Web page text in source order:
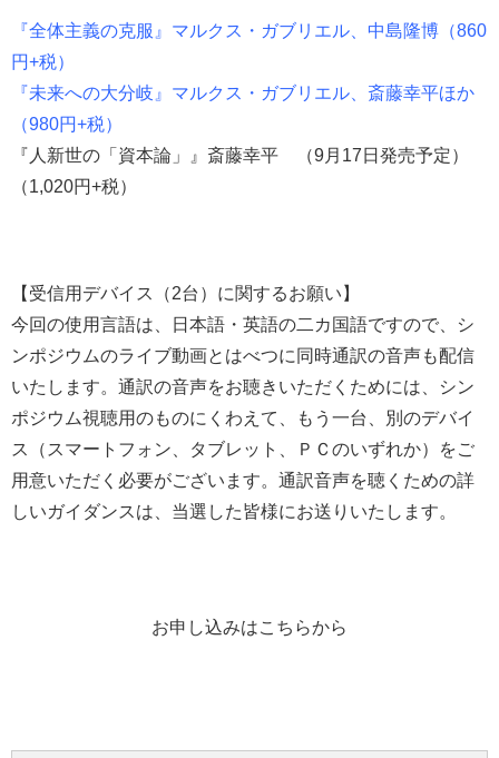
『全体主義の克服』マルクス・ガブリエル、中島隆博（860
円+税）
『未来への大分岐』マルクス・ガブリエル、斎藤幸平ほか
（980円+税）
『人新世の「資本論」』斎藤幸平 （9月17日発売予定）
（1,020円+税）
【受信用デバイス（2台）に関するお願い】
今回の使用言語は、日本語・英語の二カ国語ですので、シ
ンポジウムのライブ動画とはべつに同時通訳の音声も配信
いたします。通訳の音声をお聴きいただくためには、シン
ポジウム視聴用のものにくわえて、もう一台、別のデバイ
ス（スマートフォン、タブレット、ＰＣのいずれか）をご
用意いただく必要がございます。通訳音声を聴くための詳
しいガイダンスは、当選した皆様にお送りいたします。
お申し込みはこちらから